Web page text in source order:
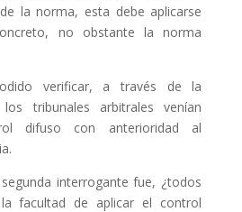
la norma, esta debe aplicarse
no obstante la norma
verificar, a través de la
los tribunales arbitrales venían
difuso con anterioridad al
interrogante fue, ¿todos
facultad de aplicar el control